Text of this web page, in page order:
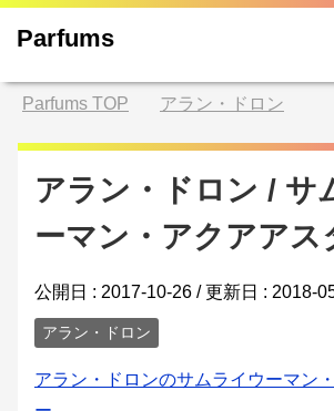
Parfums
Parfums TOP アラン・ドロン
アラン・ドロン / サ
ーマン・アクアアス
公開日 : 2017-10-26 / 更新日 : 2018-
アラン・ドロン
アラン・ドロンのサムライウーマン